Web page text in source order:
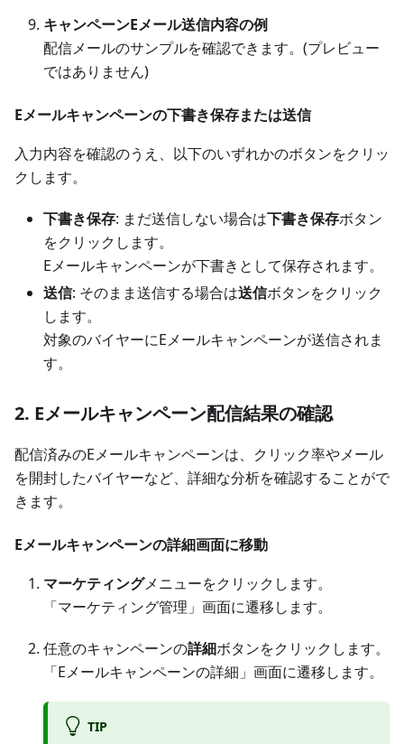
キャンペーンEメール送信内容の例
配信メールのサンプルを確認できます。(プレビュー
ではありません)
Eメールキャンペーンの下書き保存または送信
入力内容を確認のうえ、以下のいずれかのボタンをクリッ
クします。
下書き保存: まだ送信しない場合は下書き保存ボタン
をクリックします。
Eメールキャンペーンが下書きとして保存されます。
送信: そのまま送信する場合は送信ボタンをクリック
します。
対象のバイヤーにEメールキャンペーンが送信されま
す。
2. Eメールキャンペーン配信結果の確認
配信済みのEメールキャンペーンは、クリック率やメール
を開封したバイヤーなど、詳細な分析を確認することがで
きます。
Eメールキャンペーンの詳細画面に移動
マーケティングメニューをクリックします。
「マーケティング管理」画面に遷移します。
任意のキャンペーンの詳細ボタンをクリックします。
「Eメールキャンペーンの詳細」画面に遷移します。
TIP